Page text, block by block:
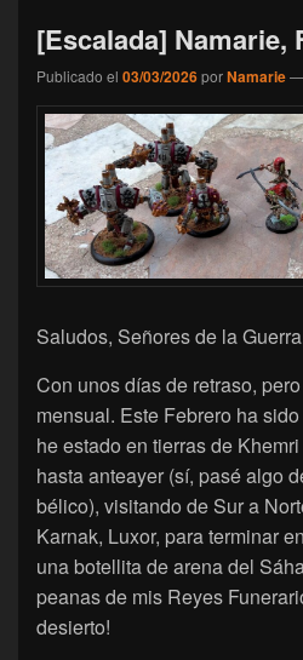
[Escalada] Namarie,
Publicado el 03/03/2026porNamarie—
Saludos, Señores de la
Con unos días de retraso,
mensual. Este Febrero ha
he estado en tierras de
hasta anteayer (sí, pasé algo
bélico), visitando de Sur a
Karnak, Luxor, para terminar
una botellita de arena del
peanas de mis Reyes
desierto!